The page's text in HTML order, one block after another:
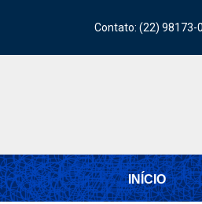
Contato: (22) 98173-
INÍCIO